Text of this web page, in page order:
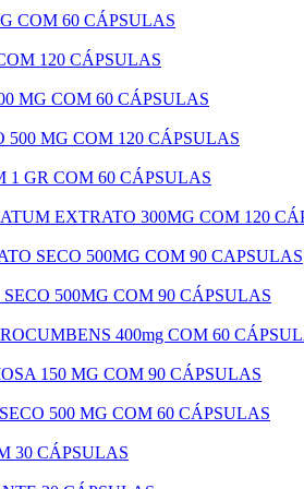
COM 60 CÁPSULAS
120 CÁPSULAS
MG COM 60 CÁPSULAS
500 MG COM 120 CÁPSULAS
1 GR COM 60 CÁPSULAS
EXTRATO 300MG COM 120
SECO 500MG COM 90 CAPSULAS
500MG COM 90 CÁPSULAS
400mg COM 60
150 MG COM 90 CÁPSULAS
500 MG COM 60 CÁPSULAS
30 CÁPSULAS